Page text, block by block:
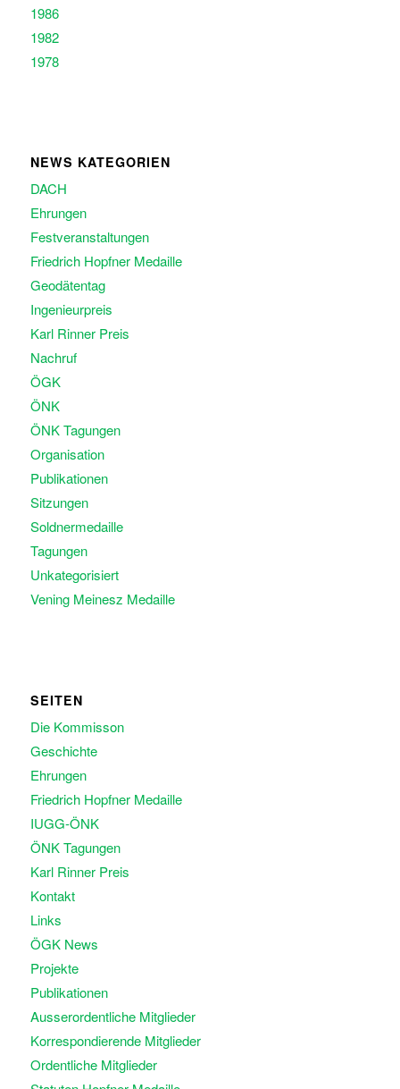
1986
1982
1978
NEWS KATEGORIEN
DACH
Ehrungen
Festveranstaltungen
Friedrich Hopfner Medaille
Geodätentag
Ingenieurpreis
Karl Rinner Preis
Nachruf
ÖGK
ÖNK
ÖNK Tagungen
Organisation
Publikationen
Sitzungen
Soldnermedaille
Tagungen
Unkategorisiert
Vening Meinesz Medaille
SEITEN
Die Kommisson
Geschichte
Ehrungen
Friedrich Hopfner Medaille
IUGG-ÖNK
ÖNK Tagungen
Karl Rinner Preis
Kontakt
Links
ÖGK News
Projekte
Publikationen
Ausserordentliche Mitglieder
Korrespondierende Mitglieder
Ordentliche Mitglieder